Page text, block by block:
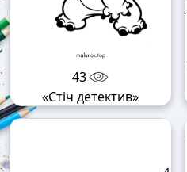
43
«Стіч детектив»